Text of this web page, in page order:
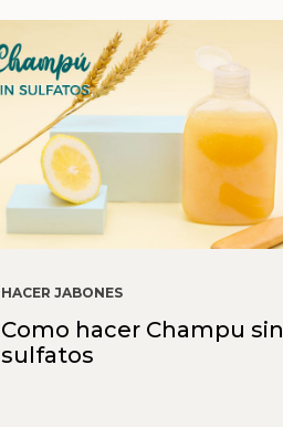
HACER JABONES
Como hacer Champu sin
sulfatos